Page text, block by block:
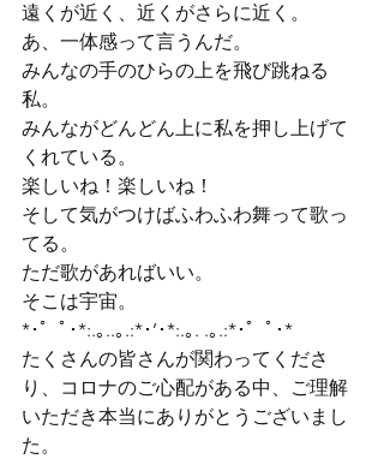
遠くが近く、近くがさらに近く。
あ、一体感って言うんだ。
みんなの手のひらの上を飛び跳ねる
私。
みんながどんどん上に私を押し上げて
くれている。
楽しいね！楽しいね！
そして気がつけばふわふわ舞って歌っ
てる。
ただ歌があればいい。
そこは宇宙。
*･゜ﾟ･*:.｡..｡.:*･’･*:.｡. .｡.:*･゜ﾟ･*
たくさんの皆さんが関わってくださ
り、コロナのご心配がある中、ご理解
いただき本当にありがとうございまし
た。